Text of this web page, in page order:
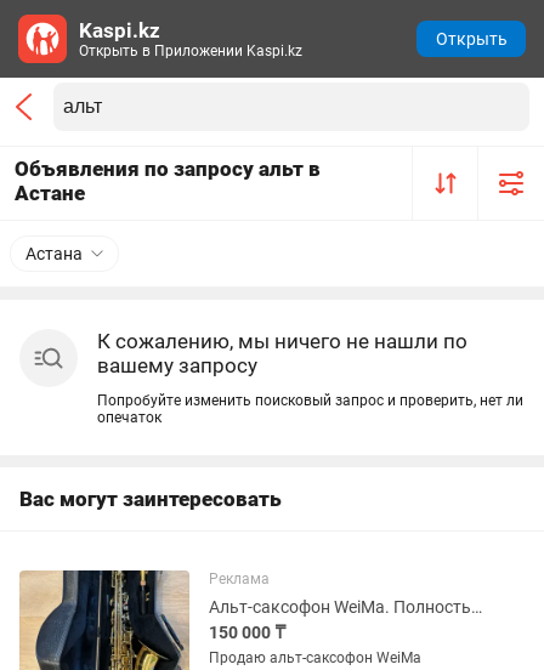
Объявления по запросу альт в
Астане
Астана
К сожалению, мы ничего не нашли по
вашему запросу
Попробуйте изменить поисковый запрос и проверить, нет ли
опечаток
Вас могут заинтересовать
Реклама
Альт-саксофон WeiMa. Полностью обслужен, готов к игре
150 000 ₸
Продаю альт-саксофон WeiMa
Kaspi.kz
Открыть в Приложении Kaspi.kz
Открыть